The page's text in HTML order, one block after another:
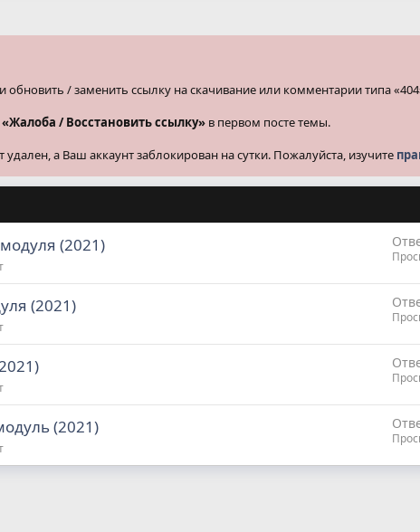
обновить / заменить ссылку на скачивание или комментарии типа
«Жалоба / Восстановить ссылку» в первом посте темы.
а Ваш аккаунт заблокирован на сутки. Пожалуйста, изучите
(2021)
(2021)
(2021)